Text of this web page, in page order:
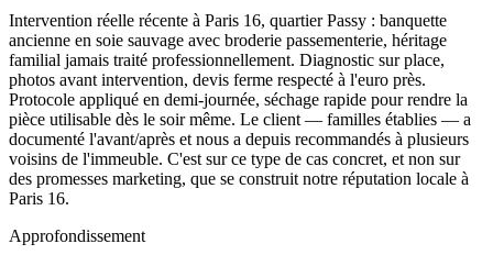
Intervention réelle récente à Paris 16, quartier Passy : banquette
ancienne en soie sauvage avec broderie passementerie, héritage
familial jamais traité professionnellement. Diagnostic sur place,
photos avant intervention, devis ferme respecté à l'euro près.
Protocole appliqué en demi-journée, séchage rapide pour rendre la
pièce utilisable dès le soir même. Le client — familles établies — a
documenté l'avant/après et nous a depuis recommandés à plusieurs
voisins de l'immeuble. C'est sur ce type de cas concret, et non sur
des promesses marketing, que se construit notre réputation locale à
Paris 16.
Approfondissement